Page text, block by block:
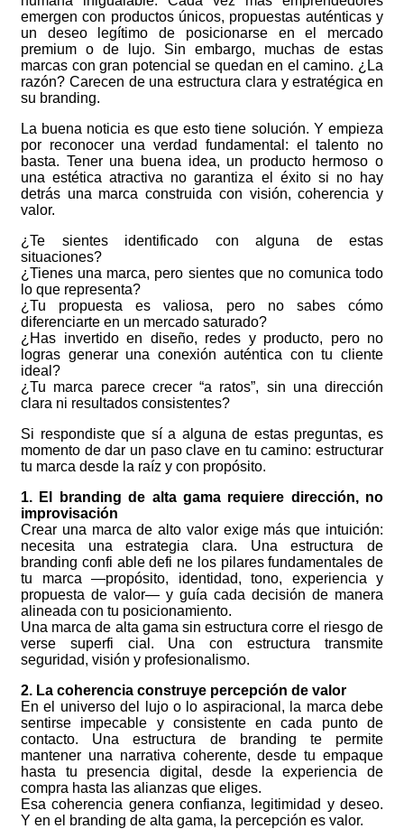
emergen con productos únicos, propuestas auténticas y
un deseo legítimo de posicionarse en el mercado
premium o de lujo. Sin embargo, muchas de estas
marcas con gran potencial se quedan en el camino. ¿La
razón? Carecen de una estructura clara y estratégica en
su branding.
La buena noticia es que esto tiene solución. Y empieza
por reconocer una verdad fundamental: el talento no
basta. Tener una buena idea, un producto hermoso o
una estética atractiva no garantiza el éxito si no hay
detrás una marca construida con visión, coherencia y
valor.
¿Te sientes identificado con alguna de estas
situaciones?
¿Tienes una marca, pero sientes que no comunica todo
lo que representa?
¿Tu propuesta es valiosa, pero no sabes cómo
diferenciarte en un mercado saturado?
¿Has invertido en diseño, redes y producto, pero no
logras generar una conexión auténtica con tu cliente
ideal?
¿Tu marca parece crecer “a ratos”, sin una dirección
clara ni resultados consistentes?
Si respondiste que sí a alguna de estas preguntas, es
momento de dar un paso clave en tu camino: estructurar
tu marca desde la raíz y con propósito.
1. El branding de alta gama requiere dirección, no
improvisación
Crear una marca de alto valor exige más que intuición:
necesita una estrategia clara. Una estructura de
branding confi able defi ne los pilares fundamentales de
tu marca —propósito, identidad, tono, experiencia y
propuesta de valor— y guía cada decisión de manera
alineada con tu posicionamiento.
Una marca de alta gama sin estructura corre el riesgo de
verse superfi cial. Una con estructura transmite
seguridad, visión y profesionalismo.
2. La coherencia construye percepción de valor
En el universo del lujo o lo aspiracional, la marca debe
sentirse impecable y consistente en cada punto de
contacto. Una estructura de branding te permite
mantener una narrativa coherente, desde tu empaque
hasta tu presencia digital, desde la experiencia de
compra hasta las alianzas que eliges.
Esa coherencia genera confianza, legitimidad y deseo.
Y en el branding de alta gama, la percepción es valor.